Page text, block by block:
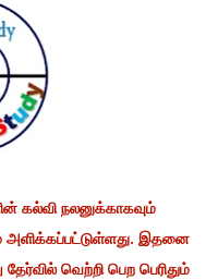
கல்வி நலனுக்காகவும்
இதனை
வெற்றி பெற பெரிதும்